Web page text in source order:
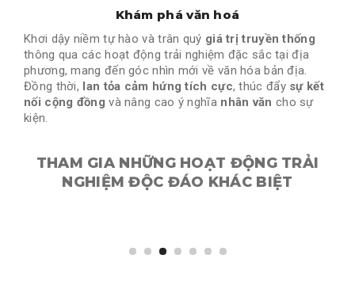
Khám phá văn hoá
Khơi dậy niềm tự hào và trân quý giá trị truyền thống
thông qua các hoạt động trải nghiệm đặc sắc tại địa
phương, mang đến góc nhìn mới về văn hóa bản địa.
Đồng thời, lan tỏa cảm hứng tích cực, thúc đẩy sự kết
nối cộng đồng và nâng cao ý nghĩa nhân văn cho sự
kiện.
THAM GIA NHỮNG HOẠT ĐỘNG TRẢI
NGHIỆM ĐỘC ĐÁO KHÁC BIỆT